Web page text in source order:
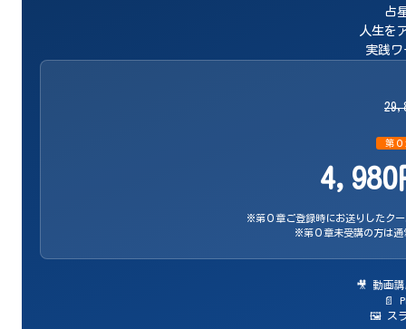
占
人生を
実践
第
4,980
※第０章ご登録時にお送りしたク
※第０章未受講の方は
🎥 動画講
📄
🖼️ スラ